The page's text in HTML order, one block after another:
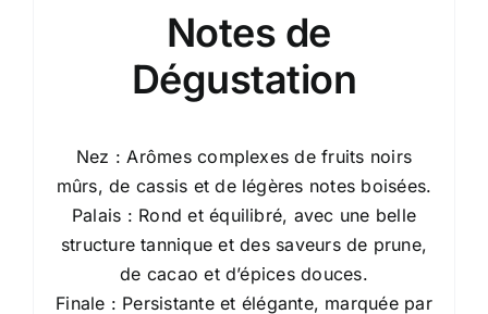
Notes de
Dégustation
Nez : Arômes complexes de fruits noirs
mûrs, de cassis et de légères notes boisées.
Palais : Rond et équilibré, avec une belle
structure tannique et des saveurs de prune,
de cacao et d’épices douces.
Finale : Persistante et élégante, marquée par